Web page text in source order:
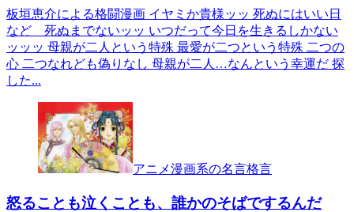
板垣恵介による格闘漫画 イヤミか貴様ッッ 死ぬにはいい日
など 死ぬまでないッッ いつだって今日を生きるしかない
ッッッ 母親が二人という特殊 最愛が二つという特殊 二つの
心 二つなれども偽りなし 母親が二人…なんという幸運だ 探
した...
アニメ漫画系の名言格言
怒ることも泣くことも、誰かのそばでするんだ